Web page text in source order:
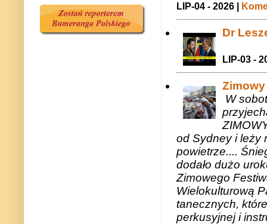
LIP-04 - 2026 |
Dr
LIP-03 -
W
od Sydney i leży
powietrze....
dodało dużo
Zimowego
Wielokulturową
tanecznych,
perkusyjnej i